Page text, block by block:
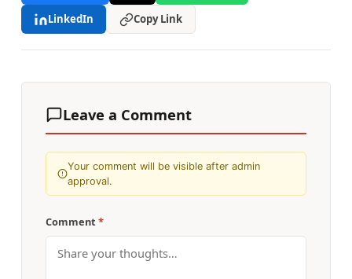
LinkedIn Copy Link
Leave a Comment
Your comment will be visible after admin
approval.
Comment *